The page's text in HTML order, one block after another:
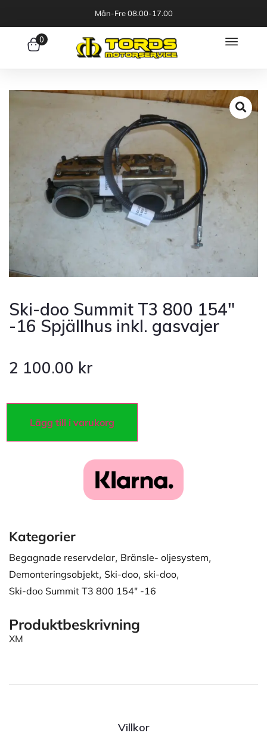
Mån-Fre 08.00-17.00
0
Ski-doo Summit T3 800 154″
-16 Spjällhus inkl. gasvajer
2 100.00 kr
Lägg till i varukorg
Kategorier
Begagnade reservdelar, Bränsle- oljesystem,
Demonteringsobjekt, Ski-doo, ski-doo,
Ski-doo Summit T3 800 154" -16
Produktbeskrivning
XM
Villkor